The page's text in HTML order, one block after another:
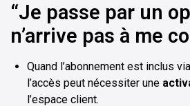
“Je passe par un
n’arrive pas à me
Quand l’abonnement est inclus
l’accès peut nécessiter une
l’espace client.